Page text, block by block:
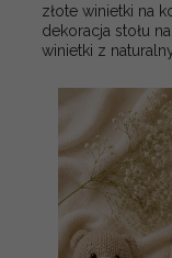
złote winietki na
dekoracja stołu
winietki z